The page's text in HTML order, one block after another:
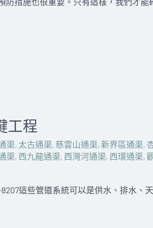
工程
渠, 太古通渠, 慈雲山通渠,新界區通渠,
渠, 西九龍通渠, 西灣河通渠, 西環通渠,
這些管道系統可以是供水、排水、